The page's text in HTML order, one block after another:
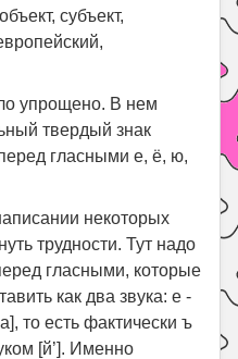
субъект,
упрощено. В нем
твердый знак
гласными е, ё, ю,
некоторых
трудности. Тут надо
гласными, которые
как два звука: е -
то есть фактически ъ
[й’]. Именно